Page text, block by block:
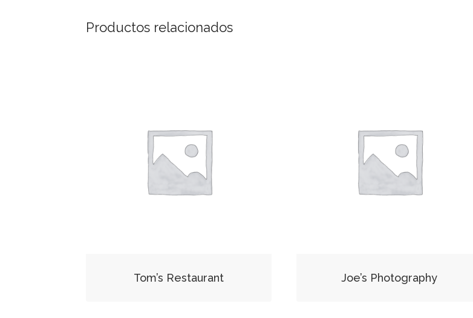
Productos relacionados
Tom’s Restaurant Joe’s Photography